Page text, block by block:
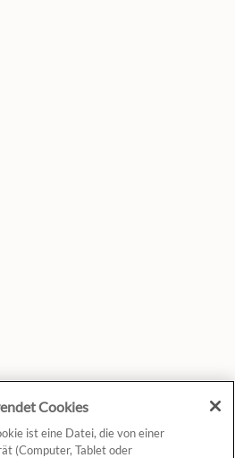
Cookies
ist eine Datei, die von einer
(Computer, Tablet oder